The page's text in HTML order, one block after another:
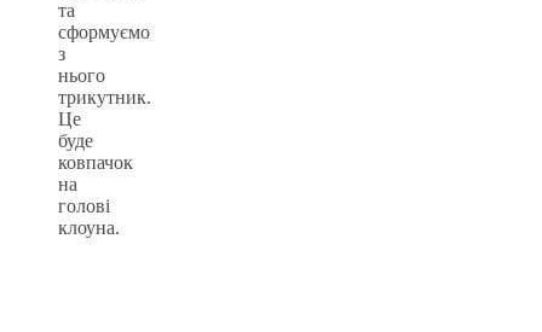
та
сформуємо
з
нього
трикутник.
Це
буде
ковпачок
на
голові
клоуна.